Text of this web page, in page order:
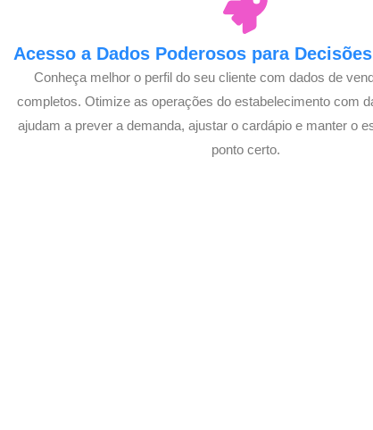
Acesso a Dados Poderosos para
Conheça melhor o perfil do seu cliente com dados de
completos. Otimize as operações do estabelecimento com
ajudam a prever a demanda, ajustar o cardápio e manter o
ponto certo.